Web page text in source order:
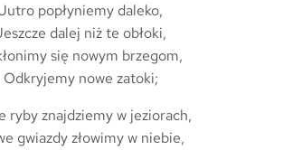
popłyniemy daleko,
dalej niż te obłoki,
się nowym brzegom,
Odkryjemy nowe zatoki;
ryby znajdziemy w jeziorach,
gwiazdy złowimy w niebie,